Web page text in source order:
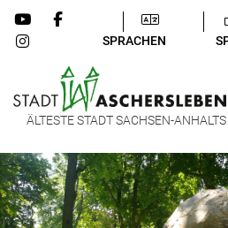
SPRACHEN
ÄLTESTE STADT SACHSEN-ANHALTS